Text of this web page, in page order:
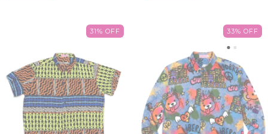
31% OFF 33% OFF